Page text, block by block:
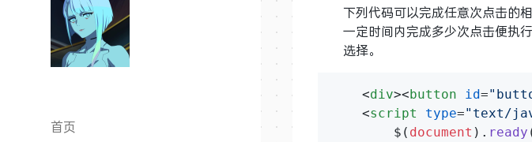
首页
下列代码可以完成任意次点击的
一定时间内完成多少次点击便执
选择。
<div><button id=
<script type="text/
        $(
document ). ready